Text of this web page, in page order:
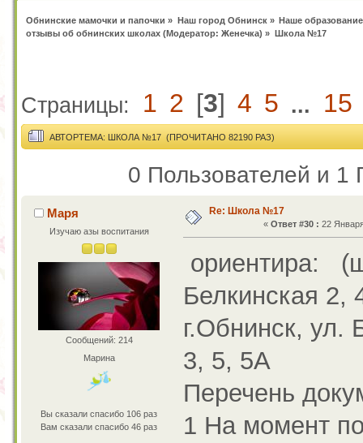
Обнинские мамочки и папочки » Наш город Обнинск» Наше образование
отзывы об обнинских школах (Модератор:Женечка) » Школа №17
Страницы: 1 2 [3] 4 5 ... 15
АВТОРТЕМА: ШКОЛА №17 (ПРОЧИТАНО 82190 РАЗ)
0 Пользователей и 1
Маря
Изучаю азы воспитания
Сообщений: 214
Марина
Вы сказали спасибо 106 раз
Вам сказали спасибо 46 раз
Re: Школа №17
« Ответ #30 : 22
ориентира:
Белкинская 2,
г.Обнинск, ул.
3, 5, 5А
Перечень
1 На момент